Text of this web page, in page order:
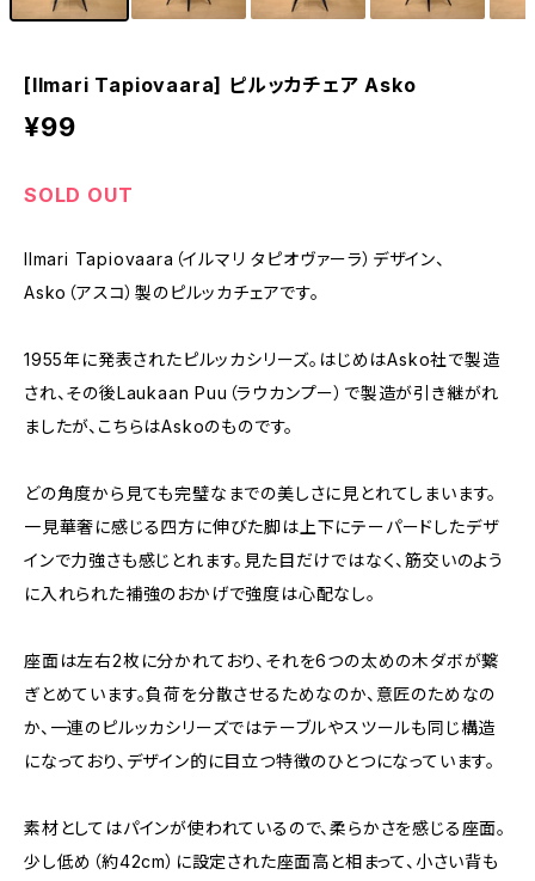
[Ilmari Tapiovaara] ピルッカチェア Asko
¥99
SOLD OUT
Ilmari Tapiovaara（イルマリ タピオヴァーラ）デザイン、
Asko（アスコ）製のピルッカチェアです。
1955年に発表されたピルッカシリーズ。はじめはAsko社で製造
され、その後Laukaan Puu（ラウカンプー）で製造が引き継がれ
ましたが、こちらはAskoのものです。
どの角度から見ても完璧なまでの美しさに見とれてしまいます。
一見華奢に感じる四方に伸びた脚は上下にテーパードしたデザ
インで力強さも感じとれます。見た目だけではなく、筋交いのよう
に入れられた補強のおかげで強度は心配なし。
座面は左右2枚に分かれており、それを6つの太めの木ダボが繋
ぎとめています。負荷を分散させるためなのか、意匠のためなの
か、一連のピルッカシリーズではテーブルやスツールも同じ構造
になっており、デザイン的に目立つ特徴のひとつになっています。
素材としてはパインが使われているので、柔らかさを感じる座面。
少し低め（約42cm）に設定された座面高と相まって、小さい背も